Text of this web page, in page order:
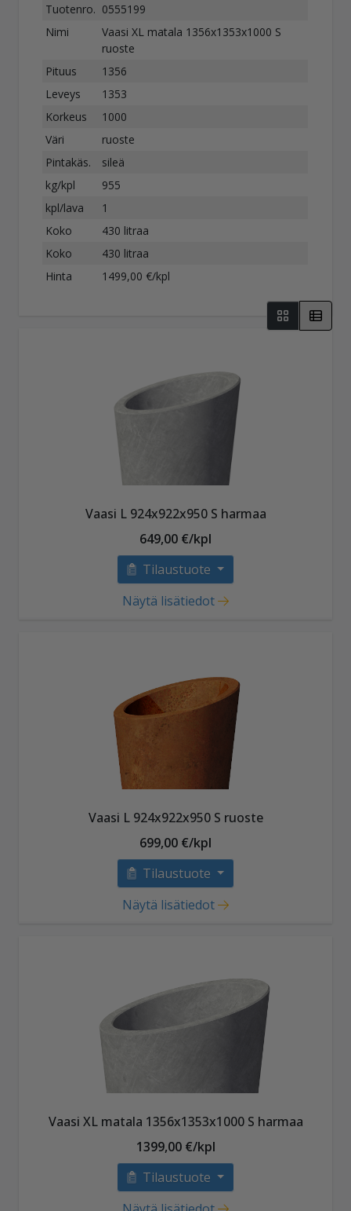
Tuotenro. 0555199
Nimi
Vaasi XL matala 1356x1353x1000 S
ruoste
Pituus
1356
Leveys
1353
Korkeus
1000
Väri
ruoste
Pintakäs.
sileä
kg/kpl
955
kpl/lava
1
Koko
430 litraa
Koko
430 litraa
Hinta
1499,00 €/kpl
Vaasi L 924x922x950 S harmaa
649,00 €/kpl
Tilaustuote
Näytä lisätiedot
Vaasi L 924x922x950 S ruoste
699,00 €/kpl
Tilaustuote
Näytä lisätiedot
Vaasi XL matala 1356x1353x1000 S harmaa
1399,00 €/kpl
Tilaustuote